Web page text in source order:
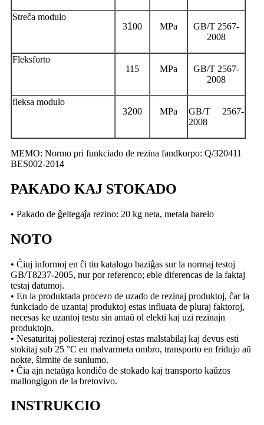
Streĉa modulo
3100 MPa
GB/T 2567-
2008
Fleksforto
115
MPa
GB/T 2567-
2008
fleksa modulo
3200 MPa
GB/T 2567-
2008
MEMO: Normo pri funkciado de rezina fandkorpo: Q/320411
BES002-2014
PAKADO KAJ STOKADO
• Pakado de ĝeltegaĵa rezino: 20 kg neta, metala barelo
NOTO
• Ĉiuj informoj en ĉi tiu katalogo baziĝas sur la normaj testoj
GB/T8237-2005, nur por referenco; eble diferencas de la faktaj
testaj datumoj.
• En la produktada procezo de uzado de rezinaj produktoj, ĉar la
funkciado de uzantaj produktoj estas influata de pluraj faktoroj,
necesas ke uzantoj testu sin antaŭ ol elekti kaj uzi rezinajn
produktojn.
• Nesaturitaj poliesteraj rezinoj estas malstabilaj kaj devus esti
stokitaj sub 25 °C en malvarmeta ombro, transporto en fridujo aŭ
nokte, ŝirmite de sunlumo.
• Ĉia ajn netaŭga kondiĉo de stokado kaj transporto kaŭzos
mallongigon de la bretovivo.
INSTRUKCIO